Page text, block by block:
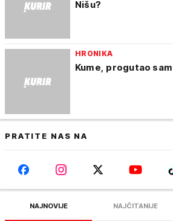
Nišu?
HRONIKA
Kume, progutao
PRATITE NAS NA
NAJNOVIJE NAJČITANIJE